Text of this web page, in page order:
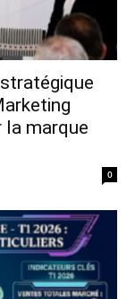
la marque
0